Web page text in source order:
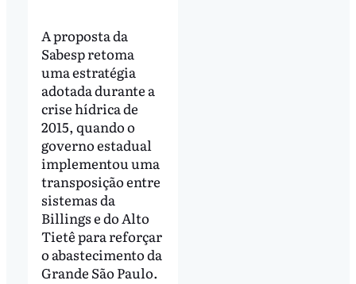
A proposta da
Sabesp retoma
uma estratégia
adotada durante a
crise hídrica de
2015, quando o
governo estadual
implementou uma
transposição entre
sistemas da
Billings e do Alto
Tietê para reforçar
o abastecimento da
Grande São Paulo.